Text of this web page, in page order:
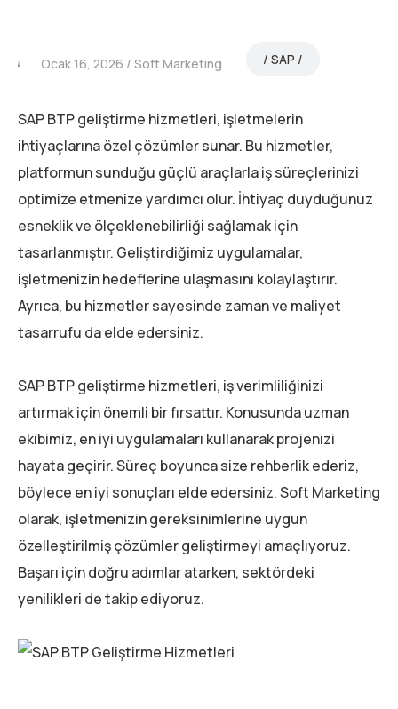
Ocak 16, 2026 Soft Marketing SAP
SAP BTP geliştirme hizmetleri, işletmelerin
ihtiyaçlarına özel çözümler sunar. Bu hizmetler,
platformun sunduğu güçlü araçlarla iş süreçlerinizi
optimize etmenize yardımcı olur. İhtiyaç duyduğunuz
esneklik ve ölçeklenebilirliği sağlamak için
tasarlanmıştır. Geliştirdiğimiz uygulamalar,
işletmenizin hedeflerine ulaşmasını kolaylaştırır.
Ayrıca, bu hizmetler sayesinde zaman ve maliyet
tasarrufu da elde edersiniz.
SAP BTP geliştirme hizmetleri, iş verimliliğinizi
artırmak için önemli bir fırsattır. Konusunda uzman
ekibimiz, en iyi uygulamaları kullanarak projenizi
hayata geçirir. Süreç boyunca size rehberlik ederiz,
böylece en iyi sonuçları elde edersiniz. Soft Marketing
olarak, işletmenizin gereksinimlerine uygun
özelleştirilmiş çözümler geliştirmeyi amaçlıyoruz.
Başarı için doğru adımlar atarken, sektördeki
yenilikleri de takip ediyoruz.